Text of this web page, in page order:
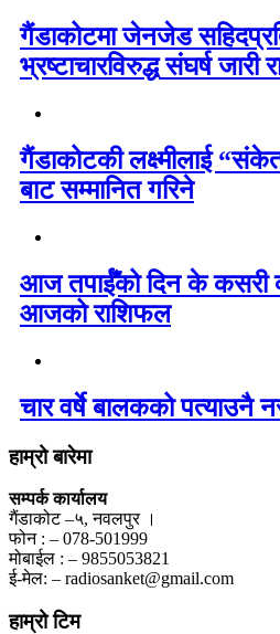
गैंडाकोटमा जेनजेड
भ्रष्टाचारविरुद्ध संघर्ष जारी
गैंडाकोटकी लक्ष्मीलाई
बाट सम्मानित गरिने
आज तपाईँको दिन के कसरी
आजको राशिफल
चार वर्षे बालकको पत्याउनै
हाम्रो बारेमा
सम्पर्क कार्यालय
गैंडाकोट –५, नवलपुर ।
फोन : – 078-501999
मोबाईल : – 9855053821
ई-मेल: – radiosanket@gmail.com
हाम्रो टिम